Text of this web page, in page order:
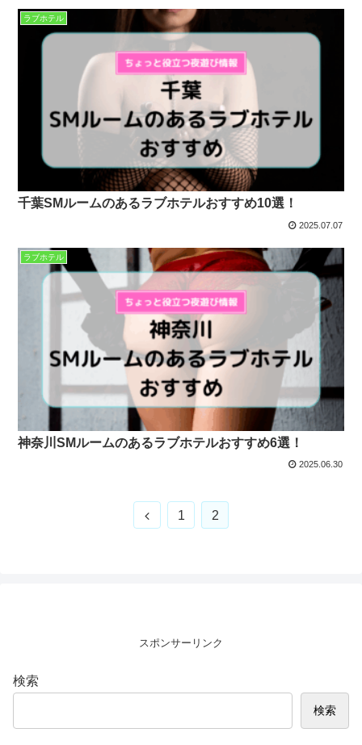
ラブホテル
千葉SMルームのあるラブホテルおすすめ10選！
2025.07.07
ラブホテル
神奈川SMルームのあるラブホテルおすすめ6選！
2025.06.30
前
1 2
スポンサーリンク
検索
検索